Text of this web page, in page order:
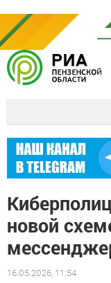
новой
16.05.2026, 11:54